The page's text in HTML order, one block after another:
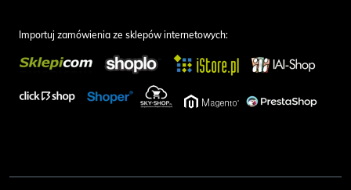
Importuj zamówienia ze sklepów internetowych: